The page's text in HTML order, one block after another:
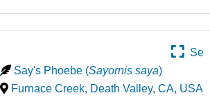
Se
Say's Phoebe (Sayornis saya)
Furnace Creek, Death Valley, CA, USA